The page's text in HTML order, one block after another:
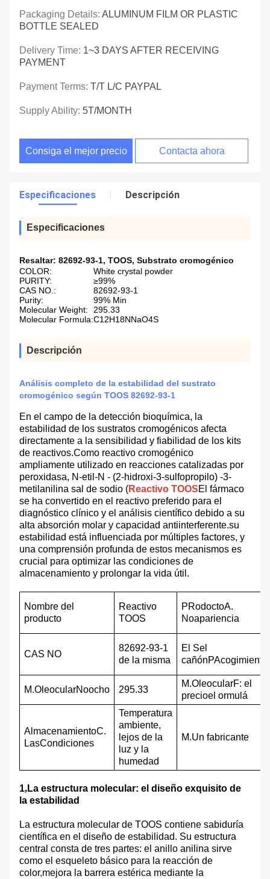
Packaging Details: ALUMINUM FILM OR PLASTIC
BOTTLE SEALED
Delivery Time: 1~3 DAYS AFTER RECEIVING
PAYMENT
Payment Terms: T/T L/C PAYPAL
Supply Ability: 5T/MONTH
Consiga el mejor precio Contacta ahora
Especificaciones Descripción
Especificaciones
Resaltar: 82692-93-1, TOOS, Substrato cromogénico
COLOR:
White crystal powder
PURITY:
≥99%
CAS NO.:
82692-93-1
Purity:
99% Min
Molecular Weight:
295.33
Molecular Formula:C12H18NNaO4S
Descripción
Análisis completo de la estabilidad del sustrato
cromogénico según TOOS 82692-93-1
En el campo de la detección bioquímica, la
estabilidad de los sustratos cromogénicos afecta
directamente a la sensibilidad y fiabilidad de los kits
de reactivos.Como reactivo cromogénico
ampliamente utilizado en reacciones catalizadas por
peroxidasa, N-etil-N - (2-hidroxi-3-sulfopropilo) -3-
metilanilina sal de sodio (Reactivo TOOSEl fármaco
se ha convertido en el reactivo preferido para el
diagnóstico clínico y el análisis científico debido a su
alta absorción molar y capacidad antiinterferente.su
estabilidad está influenciada por múltiples factores, y
una comprensión profunda de estos mecanismos es
crucial para optimizar las condiciones de
almacenamiento y prolongar la vida útil.
Nombre del
producto
Reactivo
TOOS
PRodoctoA.
Noapariencia
CAS NO
82692-93-1
de la misma
El Sel
cañónPAcogimiento
M.OleocularNoocho 295.33
M.OleocularF: el
precioel ormulá
AlmacenamientoC.
LasCondiciones
Temperatura
ambiente,
lejos de la
luz y la
humedad
M.Un fabricante
1,La estructura molecular: el diseño exquisito de
la estabilidad
La estructura molecular de TOOS contiene sabiduría
científica en el diseño de estabilidad. Su estructura
central consta de tres partes: el anillo anilina sirve
como el esqueleto básico para la reacción de
color,mejora la barrera estérica mediante la